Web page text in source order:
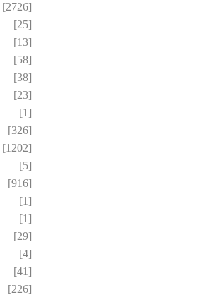
[2726]
[25]
[13]
[58]
[38]
[23]
[1]
[326]
[1202]
[5]
[916]
[1]
[1]
[29]
[4]
[41]
[226]